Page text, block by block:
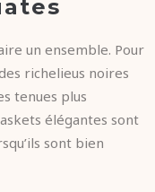
un ensemble. Pour
richelieus noires
tenues plus
élégantes sont
sont bien